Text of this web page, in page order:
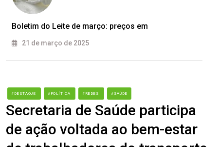
Boletim do Leite de março: preços em
21 de março de 2025
#DESTAQUE #POLÍTICA #REDES #SAÚDE
Secretaria de Saúde participa
de ação voltada ao bem-estar